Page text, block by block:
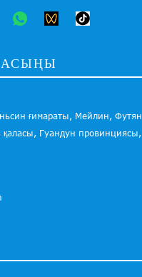
ғимараты, Мейлин, Футян
Гуандун провинциясы,